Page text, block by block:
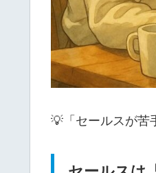
💡「セールスが苦